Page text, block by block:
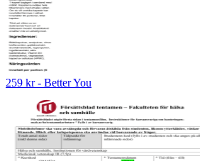
259 kr - Better You